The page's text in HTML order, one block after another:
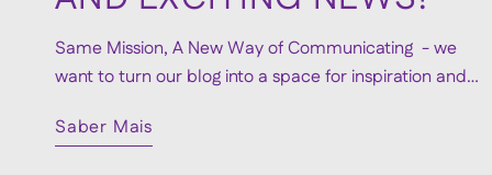
Same Mission, A New Way of Communicating - we
want to turn our blog into a space for inspiration and
Saber Mais